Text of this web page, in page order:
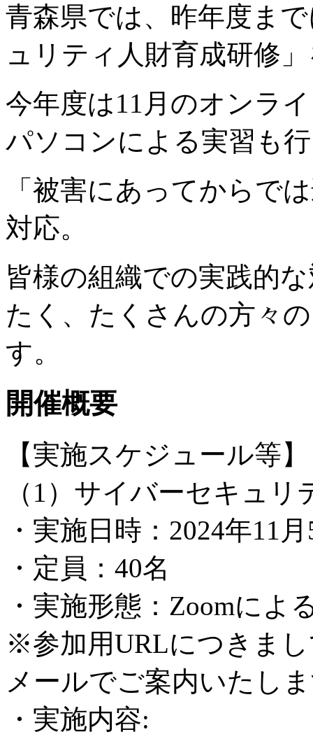
青森県では、昨年度ま
ュリティ人財育成研修
今年度は11月のオンラ
パソコンによる実習も
「被害にあってからで
対応。
皆様の組織での実践的
たく、たくさんの方々
す。
開催概要
【実施スケジュール等】
（1）サイバーセキュリ
・実施日時：2024年11
・定員：40名
・実施形態：Zoomによ
※参加用URLにつきま
メールでご案内いたし
・実施内容: